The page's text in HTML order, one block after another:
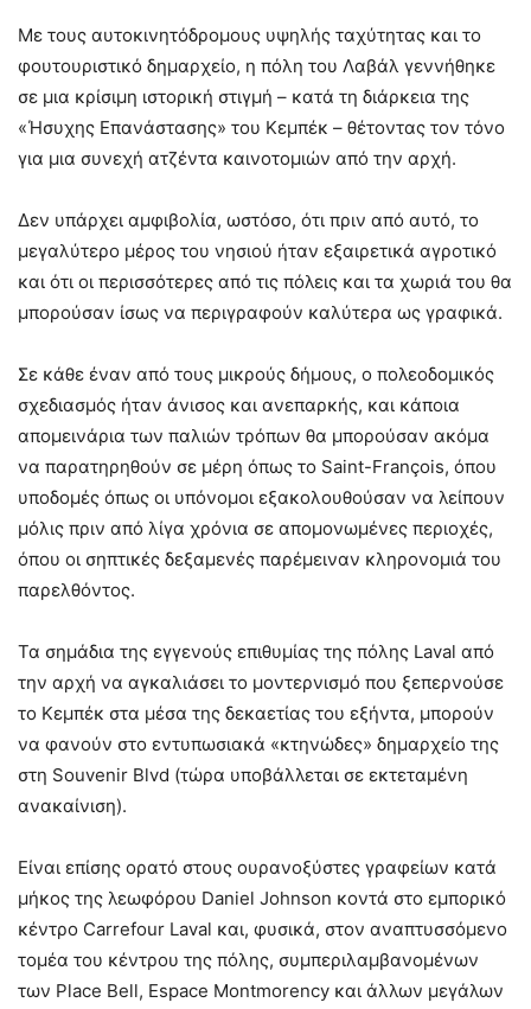
Με τους αυτοκινητόδρομους υψηλής ταχύτητας και το
φουτουριστικό δημαρχείο, η πόλη του Λαβάλ γεννήθηκε
σε μια κρίσιμη ιστορική στιγμή – κατά τη διάρκεια της
«Ήσυχης Επανάστασης» του Κεμπέκ – θέτοντας τον τόνο
για μια συνεχή ατζέντα καινοτομιών από την αρχή.
Δεν υπάρχει αμφιβολία, ωστόσο, ότι πριν από αυτό, το
μεγαλύτερο μέρος του νησιού ήταν εξαιρετικά αγροτικό
και ότι οι περισσότερες από τις πόλεις και τα χωριά του θα
μπορούσαν ίσως να περιγραφούν καλύτερα ως γραφικά.
Σε κάθε έναν από τους μικρούς δήμους, ο πολεοδομικός
σχεδιασμός ήταν άνισος και ανεπαρκής, και κάποια
απομεινάρια των παλιών τρόπων θα μπορούσαν ακόμα
να παρατηρηθούν σε μέρη όπως το Saint-François, όπου
υποδομές όπως οι υπόνομοι εξακολουθούσαν να λείπουν
μόλις πριν από λίγα χρόνια σε απομονωμένες περιοχές,
όπου οι σηπτικές δεξαμενές παρέμειναν κληρονομιά του
παρελθόντος.
Τα σημάδια της εγγενούς επιθυμίας της πόλης Laval από
την αρχή να αγκαλιάσει το μοντερνισμό που ξεπερνούσε
το Κεμπέκ στα μέσα της δεκαετίας του εξήντα, μπορούν
να φανούν στο εντυπωσιακά «κτηνώδες» δημαρχείο της
στη Souvenir Blvd (τώρα υποβάλλεται σε εκτεταμένη
ανακαίνιση).
Είναι επίσης ορατό στους ουρανοξύστες γραφείων κατά
μήκος της λεωφόρου Daniel Johnson κοντά στο εμπορικό
κέντρο Carrefour Laval και, φυσικά, στον αναπτυσσόμενο
τομέα του κέντρου της πόλης, συμπεριλαμβανομένων
των Place Bell, Espace Montmorency και άλλων μεγάλων